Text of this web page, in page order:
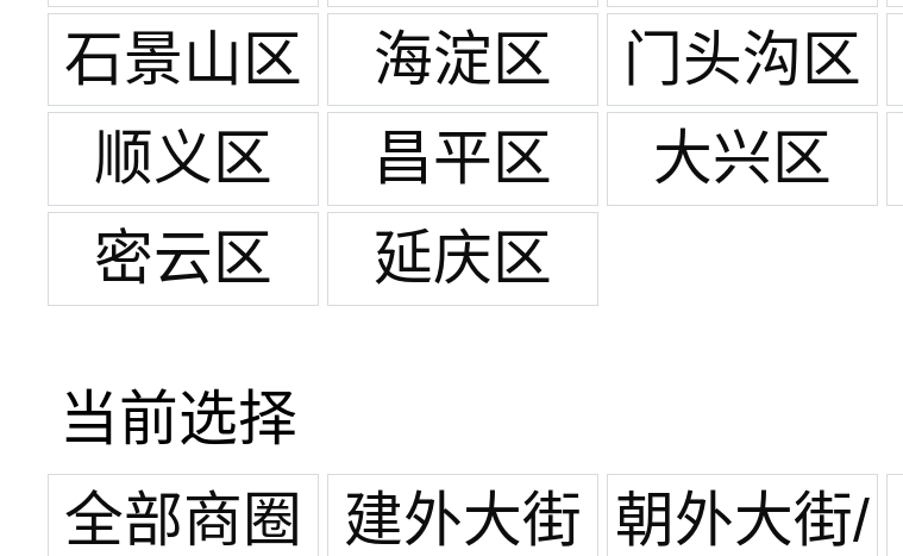
石景山区
海淀区 门头沟区
顺义区
昌平区 大兴区
密云区
延庆区
当前选择
全部商圈
建外大街 朝外大街/